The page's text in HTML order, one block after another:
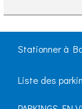
Stationner à
Liste des